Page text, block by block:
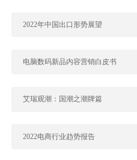
2022年中国出口形势展望
电脑数码新品内容营销白皮书
艾瑞观潮：国潮之潮牌篇
2022电商行业趋势报告